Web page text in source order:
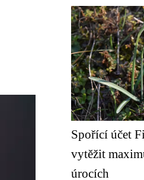
Spořící účet
vytěžit
úrocích